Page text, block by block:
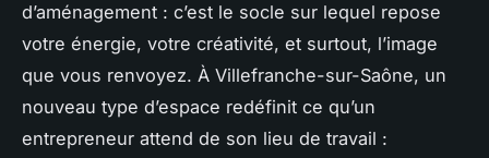
d’aménagement : c’est le socle sur lequel repose
votre énergie, votre créativité, et surtout, l’image
que vous renvoyez. À Villefranche-sur-Saône, un
nouveau type d’espace redéfinit ce qu’un
entrepreneur attend de son lieu de travail :